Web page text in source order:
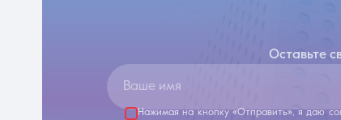
Оставьте
Ваше имя
Нажимая на кнопку «Отправить», я даю